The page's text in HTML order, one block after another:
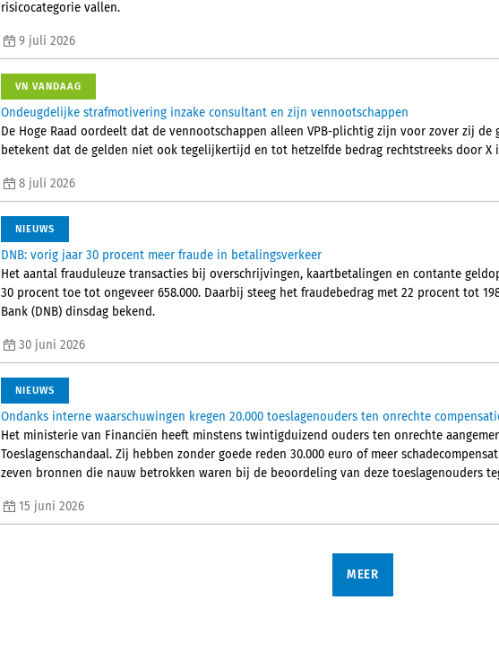
risicocategorie vallen.
9 juli 2026
VN VANDAAG
Ondeugdelijke strafmotivering inzake consultant en zijn vennootschappen
De Hoge Raad oordeelt dat de vennootschappen alleen VPB-plichtig zijn voor zover zij
betekent dat de gelden niet ook tegelijkertijd en tot hetzelfde bedrag rechtstreeks door X
8 juli 2026
NIEUWS
DNB: vorig jaar 30 procent meer fraude in betalingsverkeer
Het aantal frauduleuze transacties bij overschrijvingen, kaartbetalingen en contante
30 procent toe tot ongeveer 658.000. Daarbij steeg het fraudebedrag met 22 procent tot
Bank (DNB) dinsdag bekend.
30 juni 2026
NIEUWS
Ondanks interne waarschuwingen kregen 20.000 toeslagenouders ten onrechte
Het ministerie van Financiën heeft minstens twintigduizend ouders ten onrechte
Toeslagenschandaal. Zij hebben zonder goede reden 30.000 euro of meer
zeven bronnen die nauw betrokken waren bij de beoordeling van deze toeslagenouders
15 juni 2026
MEER